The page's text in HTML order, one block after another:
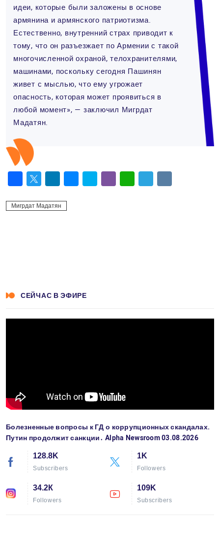
идеи, которые были заложены в основе
армянина и армянского патриотизма.
Естественно, внутренний страх приводит к
тому, что он разъезжает по Армении с такой
многочисленной охраной, телохранителями,
машинами, поскольку сегодня Пашинян
живет с мыслью, что ему угрожает
опасность, которая может проявиться в
любой момент», — заключил Мигрдат
Мадатян.
Мигрдат Мадатян
СЕЙЧАС В ЭФИРЕ
Болезненные вопросы к ГД о коррупционных скандалах.
Путин продолжит санкции․ Alpha Newsroom 03.08.2026
128.8K
Subscribers
1K
Followers
34.2К
Followers
109K
Subscribers